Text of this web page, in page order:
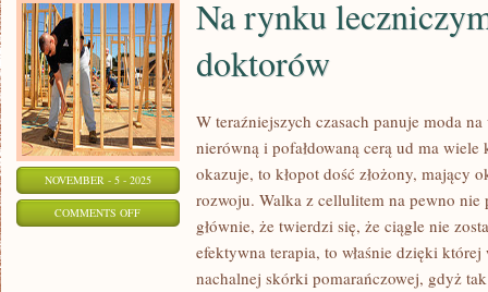
NOVEMBER - 5 - 2025
COMMENTS OFFON
Na rynku
doktorów
W teraźniejszych czasach panuje moda
nierówną i pofałdowaną cerą ud ma
okazuje, to kłopot dość złożony, mający
rozwoju. Walka z cellulitem na pewno nie
głównie, że twierdzi się, że ciągle nie
efektywna terapia, to właśnie dzięki
nachalnej skórki pomarańczowej, gdyż